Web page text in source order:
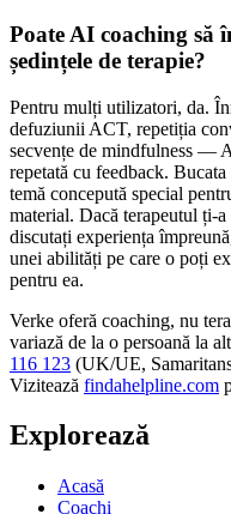
Poate AI coaching să
ședințele de terapie?
Pentru mulți utilizatori, da.
defuziunii ACT, repetiția
secvențe de mindfulness —
repetată cu feedback.
temă concepută special
material. Dacă terapeutul ți-a
discutați experiența
unei abilități pe care o poți
pentru ea.
Verke oferă coaching, nu
variază de la o persoană la
116 123 (UK/UE,
Vizitează findahelpline.com
Explorează
Acasă
Coachi